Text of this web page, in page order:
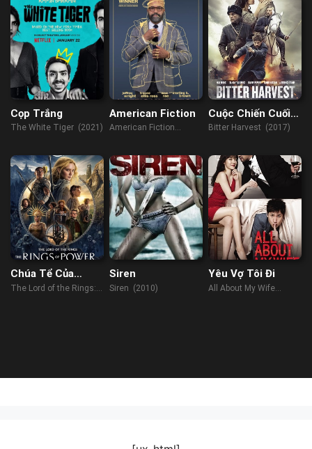
Cọp Trắng
The White Tiger (2021)
American Fiction
American Fiction
Cuộc Chiến Cuối
Cùng
Bitter Harvest (2017)
Chúa Tể Của
Những Chiếc
The Lord of the Rings:
Siren
Siren (2010)
Yêu Vợ Tôi Đi
All About My Wife